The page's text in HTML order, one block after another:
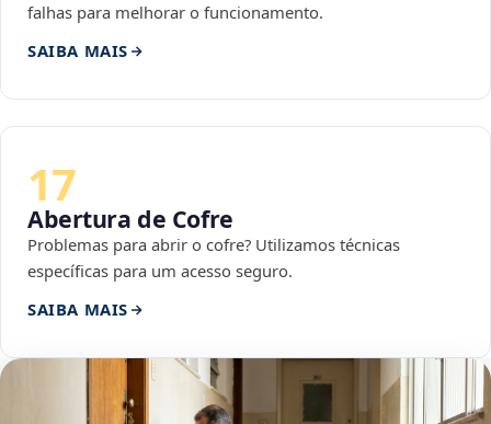
falhas para melhorar o funcionamento.
SAIBA MAIS
17
Abertura de Cofre
Problemas para abrir o cofre? Utilizamos técnicas
específicas para um acesso seguro.
SAIBA MAIS